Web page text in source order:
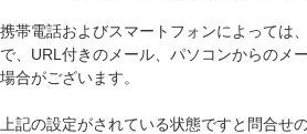
携帯電話およびスマートフォンによっては
で、URL付きのメール、パソコンからのメ
場合がございます。
上記の設定がされている状態ですと問合せ